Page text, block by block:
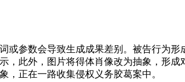
参数会导致生成成果差别。被告行为形
，此外，图片将得体肖像改为抽象，形
，正在一路收集侵权义务胶葛案中。